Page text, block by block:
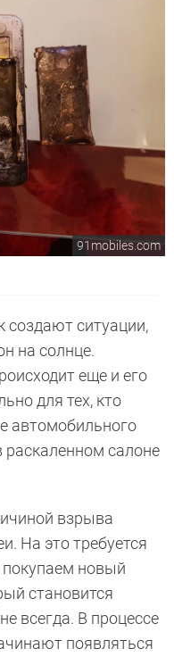
91mobiles.com
создают ситуации,
на солнце.
еще и его
для тех, кто
автомобильного
раскаленном салоне
взрыва
На это требуется
новый
становится
всегда. В процессе
появляться